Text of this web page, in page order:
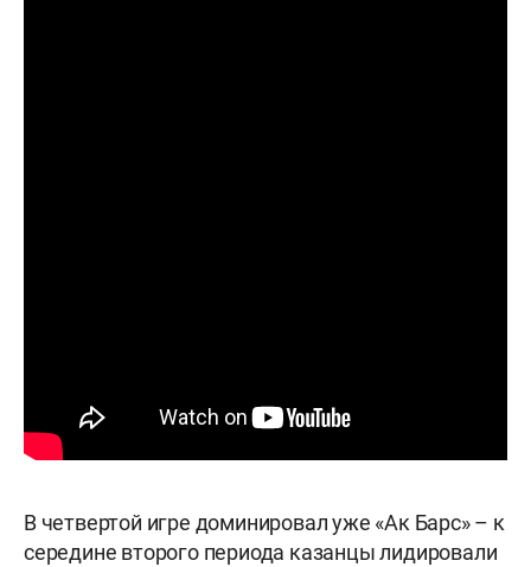
В четвертой игре доминировал уже «Ак Барс» – к
середине второго периода казанцы лидировали